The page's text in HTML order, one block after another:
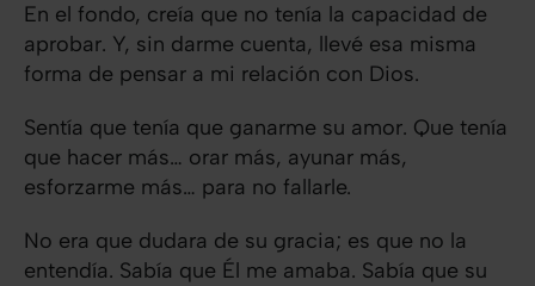
En el fondo, creía que no tenía la capacidad de
aprobar. Y, sin darme cuenta, llevé esa misma
forma de pensar a mi relación con Dios.
Sentía que tenía que ganarme su amor. Que tenía
que hacer más… orar más, ayunar más,
esforzarme más… para no fallarle.
No era que dudara de su gracia; es que no la
entendía. Sabía que Él me amaba. Sabía que su